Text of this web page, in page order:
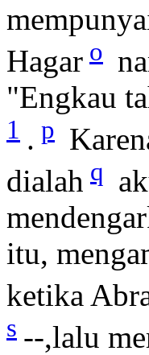
Hagar o
"Engkau
1 . p
dialah q
itu,
ketika
s --,lalu